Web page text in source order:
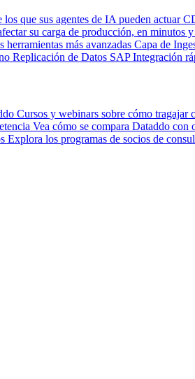
que sus agentes de IA pueden actuar
su carga de producción, en minutos
más avanzadas Capa de
Replicación de Datos SAP Integración
Cursos y webinars sobre cómo tragajar
Vea cómo se compara Dataddo con
Explora los programas de socios de